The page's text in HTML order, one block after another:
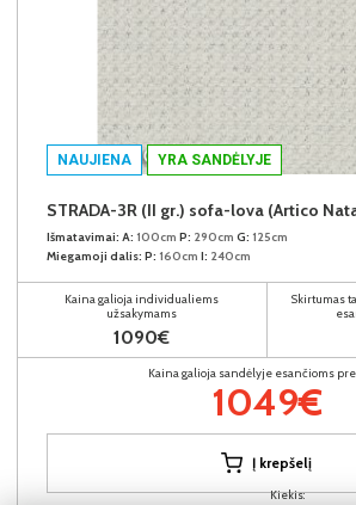
Kiekis:
NAUJIENA YRA SANDĖLYJE
STRADA-3R (II gr.) sofa-lova (Artico
Išmatavimai: A: 100cm P: 290cm G: 125cm
Miegamoji dalis: P: 160cm I: 240cm
Kaina galioja individualiems
užsakymams
1090€
Skirtumas
Kaina galioja sandėlyje esančioms
1049€
Į krepšelį